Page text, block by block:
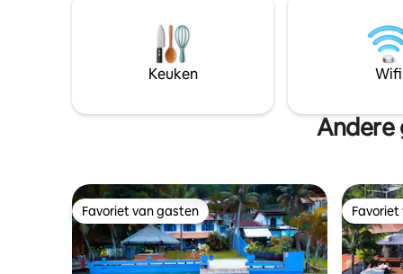
kristalhelder water met een geweldige
met
een
Perfect
Keuken Wifi
Andere
Favoriet van gasten
Favoriet van gasten